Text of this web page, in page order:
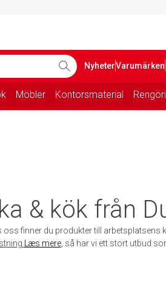
NyheterVarumärken
Möbler Kontorsmaterial
& kök från
finner du produkter till arbetsplatsens
Læs mere, så har vi ett stort utbud